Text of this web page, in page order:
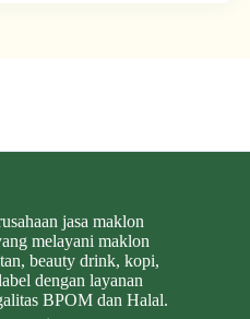
jasa maklon
melayani maklon
beauty drink, kopi,
dengan layanan
BPOM dan Halal.